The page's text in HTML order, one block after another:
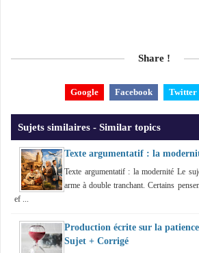
Share !
Google Facebook Twitter
Sujets similaires - Similar topics
Texte argumentatif : la
Texte argumentatif : la modernité Le
arme à double tranchant. Certains
ef ...
Production écrite sur la
Sujet + Corrigé